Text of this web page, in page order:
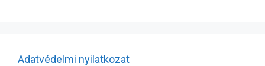
Adatvédelmi nyilatkozat